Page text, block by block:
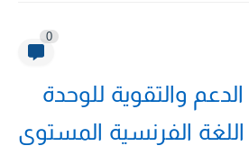
0
والتقوية للوحدة
اللغة الفرنسية المستوى